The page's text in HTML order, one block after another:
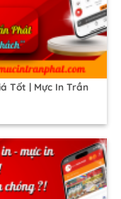
Tốt | Mực In Trần